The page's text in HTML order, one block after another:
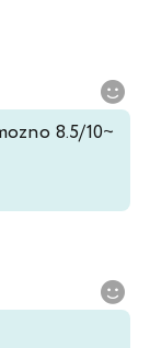
8.5/10~